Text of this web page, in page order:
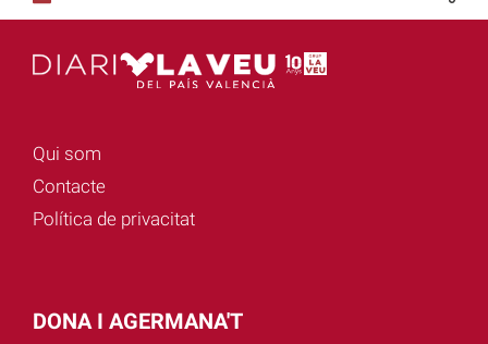
Qui som
Contacte
Política de privacitat
DONA I AGERMANA'T